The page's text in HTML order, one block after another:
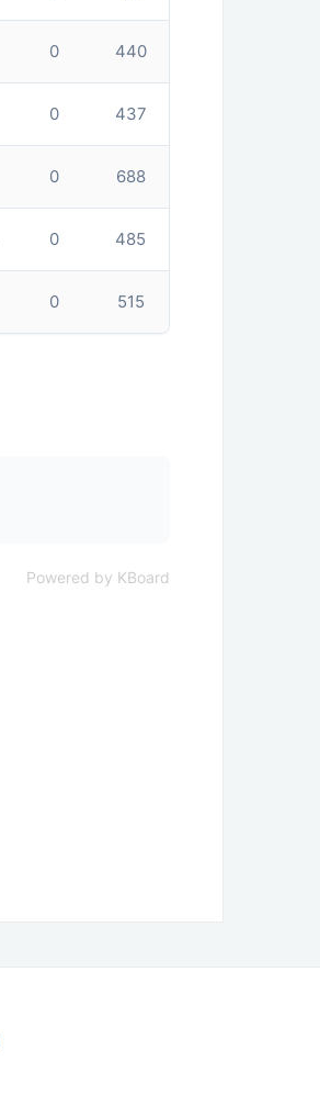
0 440
0 437
0 688
0 485
0 515
Powered by KBoard